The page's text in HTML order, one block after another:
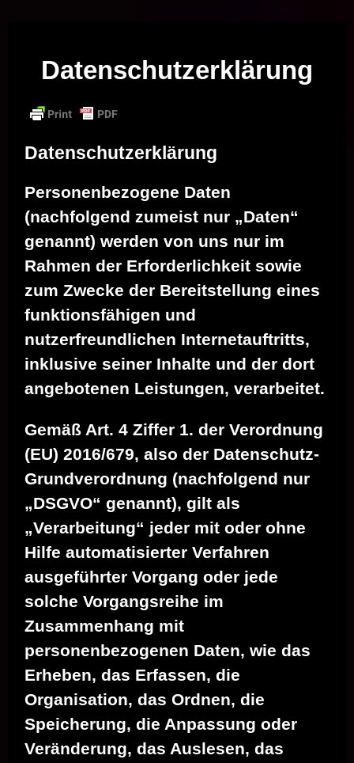
Datenschutzerklärung
Datenschutzerklärung
Personenbezogene Daten
(nachfolgend zumeist nur „Daten“
genannt) werden von uns nur im
Rahmen der Erforderlichkeit sowie
zum Zwecke der Bereitstellung eines
funktionsfähigen und
nutzerfreundlichen Internetauftritts,
inklusive seiner Inhalte und der dort
angebotenen Leistungen, verarbeitet.
Gemäß Art. 4 Ziffer 1. der Verordnung
(EU) 2016/679, also der Datenschutz-
Grundverordnung (nachfolgend nur
„DSGVO“ genannt), gilt als
„Verarbeitung“ jeder mit oder ohne
Hilfe automatisierter Verfahren
ausgeführter Vorgang oder jede
solche Vorgangsreihe im
Zusammenhang mit
personenbezogenen Daten, wie das
Erheben, das Erfassen, die
Organisation, das Ordnen, die
Speicherung, die Anpassung oder
Veränderung, das Auslesen, das